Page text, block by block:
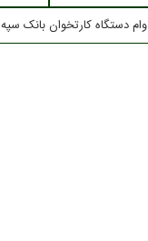
وام دستگاه کارتخوان بانک سپه